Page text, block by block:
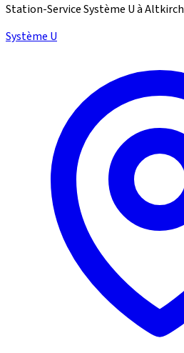
Station-Service Système U à Altkirch
Système U